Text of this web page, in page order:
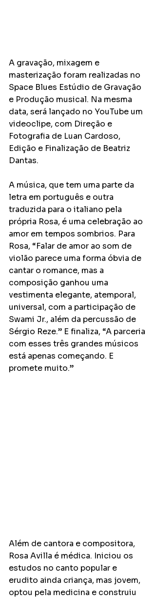
A gravação, mixagem e
masterização foram realizadas no
Space Blues Estúdio de Gravação
e Produção musical. Na mesma
data, será lançado no YouTube um
videoclipe, com Direção e
Fotografia de Luan Cardoso,
Edição e Finalização de Beatriz
Dantas.
A música, que tem uma parte da
letra em português e outra
traduzida para o italiano pela
própria Rosa, é uma celebração ao
amor em tempos sombrios. Para
Rosa, “Falar de amor ao som de
violão parece uma forma óbvia de
cantar o romance, mas a
composição ganhou uma
vestimenta elegante, atemporal,
universal, com a participação de
Swami Jr., além da percussão de
Sérgio Reze.” E finaliza, “A parceria
com esses três grandes músicos
está apenas começando. E
promete muito.”
Além de cantora e compositora,
Rosa Avilla é médica. Iniciou os
estudos no canto popular e
erudito ainda criança, mas jovem,
optou pela medicina e construiu